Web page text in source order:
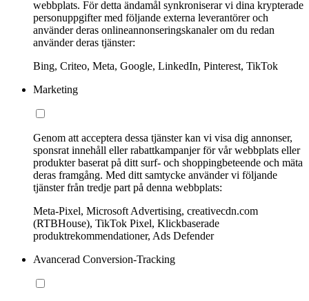
webbplats. För detta ändamål synkroniserar vi dina krypterade
personuppgifter med följande externa leverantörer och
använder deras onlineannonseringskanaler om du redan
använder deras tjänster:
Bing, Criteo, Meta, Google, LinkedIn, Pinterest, TikTok
Marketing
Genom att acceptera dessa tjänster kan vi visa dig annonser,
sponsrat innehåll eller rabattkampanjer för vår webbplats eller
produkter baserat på ditt surf- och shoppingbeteende och mäta
deras framgång. Med ditt samtycke använder vi följande
tjänster från tredje part på denna webbplats:
Meta-Pixel, Microsoft Advertising, creativecdn.com
(RTBHouse), TikTok Pixel, Klickbaserade
produktrekommendationer, Ads Defender
Avancerad Conversion-Tracking